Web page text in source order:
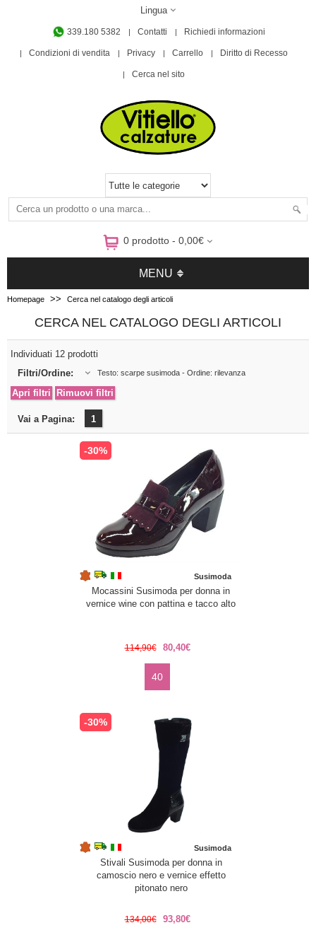
Lingua
339.180 5382 Contatti Richiedi informazioni
Condizioni di vendita Privacy Carrello Diritto di Recesso
Cerca nel sito
0 prodotto - 0,00€
MENU
Homepage >> Cerca nel catalogo degli articoli
CERCA NEL CATALOGO DEGLI ARTICOLI
Individuati 12 prodotti
Filtri/Ordine:
Testo: scarpe susimoda - Ordine: rilevanza
Vai a Pagina: 1
-30%
Susimoda
Mocassini Susimoda per donna in
vernice wine con pattina e tacco alto
114,90€ 80,40€
40
-30%
Susimoda
Stivali Susimoda per donna in
camoscio nero e vernice effetto
pitonato nero
134,00€ 93,80€